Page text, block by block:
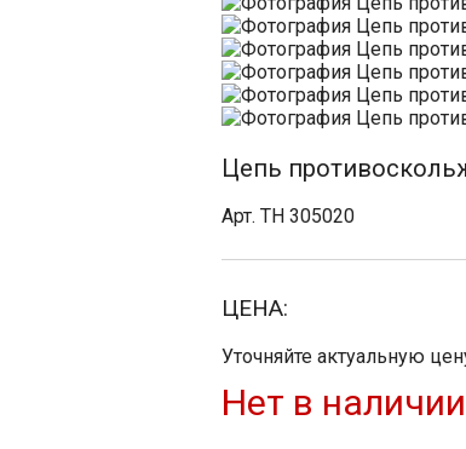
Цепь
Арт. TH 305020
ЦЕНА:
Уточняйте актуальную
Нет в наличии